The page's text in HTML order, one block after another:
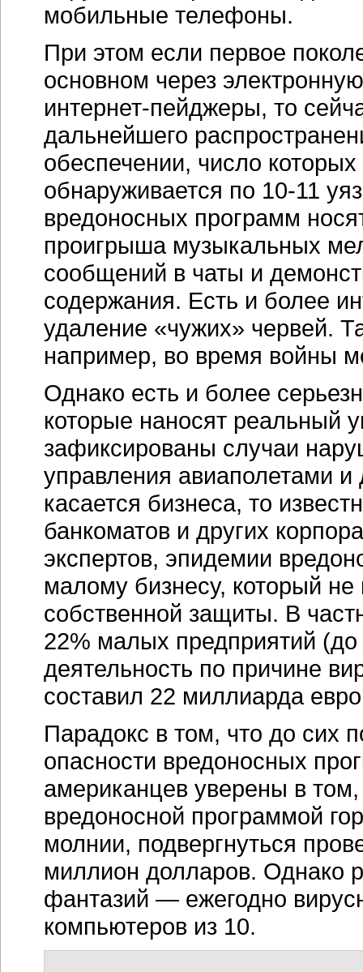
мобильные телефоны.
При этом если первое
основном через
интернет-пейджеры, то
дальнейшего
обеспечении, число
обнаруживается по 10-11
вредоносных программ
проигрыша музыкальных
сообщений в чаты и
содержания. Есть и более
удаление «чужих» червей.
например, во время войны
Однако есть и более
которые наносят реальный
зафиксированы случаи
управления авиаполетами
касается бизнеса, то
банкоматов и других
экспертов, эпидемии
малому бизнесу, который не
собственной защиты. В
22% малых предприятий (до
деятельность по причине
составил 22 миллиарда
Парадокс в том, что до сих
опасности вредоносных
американцев уверены в
вредоносной программой
молнии, подвергнуться
миллион долларов. Однако
фантазий — ежегодно
компьютеров из 10.